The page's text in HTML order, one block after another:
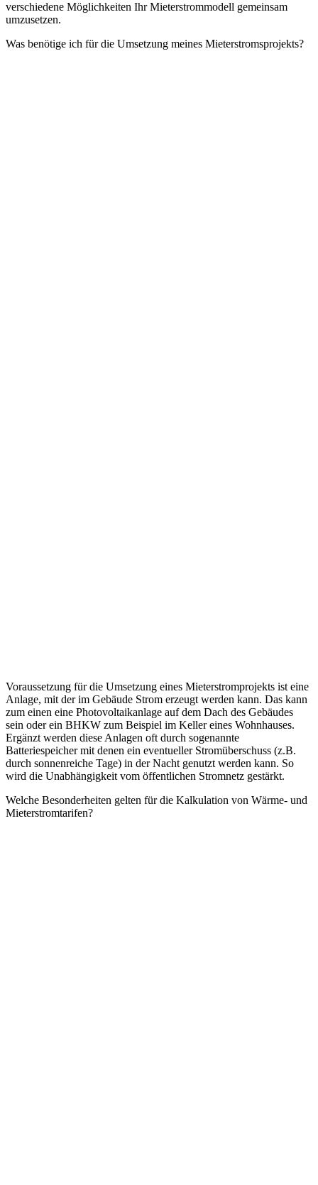
verschiedene Möglichkeiten Ihr Mieterstrommodell gemeinsam
umzusetzen.
Was benötige ich für die Umsetzung meines Mieterstromsprojekts?
Voraussetzung für die Umsetzung eines Mieterstromprojekts ist eine
Anlage, mit der im Gebäude Strom erzeugt werden kann. Das kann
zum einen eine Photovoltaikanlage auf dem Dach des Gebäudes
sein oder ein BHKW zum Beispiel im Keller eines Wohnhauses.
Ergänzt werden diese Anlagen oft durch sogenannte
Batteriespeicher mit denen ein eventueller Stromüberschuss (z.B.
durch sonnenreiche Tage) in der Nacht genutzt werden kann. So
wird die Unabhängigkeit vom öffentlichen Stromnetz gestärkt.
Welche Besonderheiten gelten für die Kalkulation von Wärme- und
Mieterstromtarifen?